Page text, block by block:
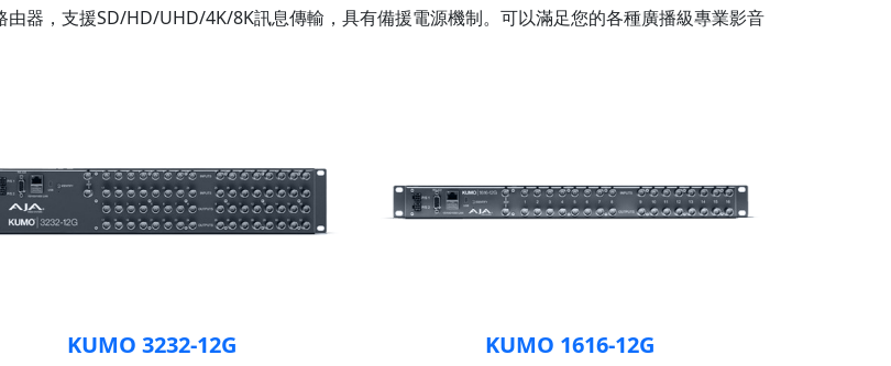
由器，支援SD/HD/UHD/4K/8K訊息傳輸，具有備援電源機制。可以滿足您的各種廣播級專業影音
KUMO 3232-12G KUMO 1616-12G